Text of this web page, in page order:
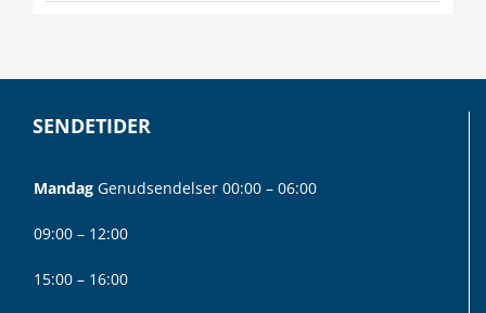
SENDETIDER
Mandag Genudsendelser 00:00 – 06:00
09:00 – 12:00
15:00 – 16:00